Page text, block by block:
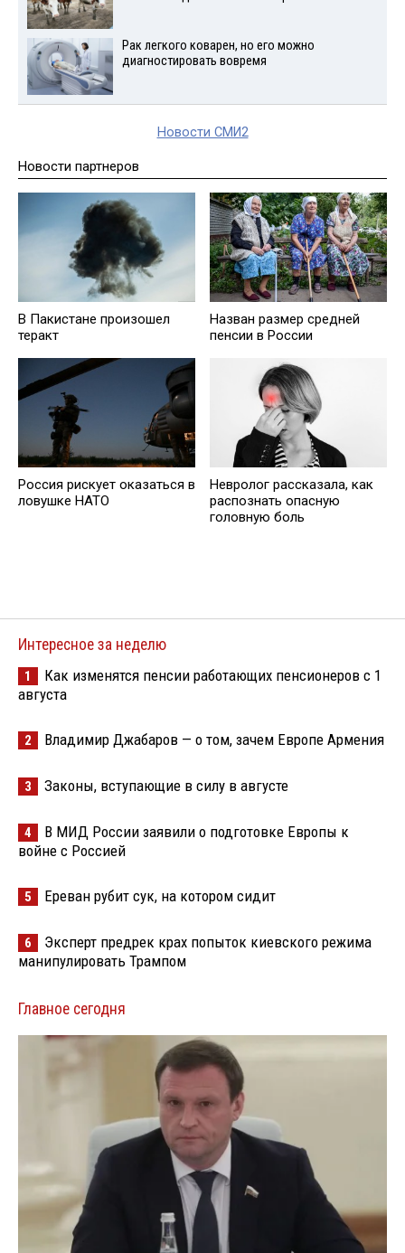
Рак легкого коварен, но его можно
диагностировать вовремя
Новости СМИ2
Новости партнеров
В Пакистане произошел
теракт
Назван размер средней
пенсии в России
Россия рискует оказаться в
ловушке НАТО
Невролог рассказала, как
распознать опасную
головную боль
Интересное за неделю
1
Как изменятся пенсии работающих пенсионеров с 1
августа
2 Владимир Джабаров — о том, зачем Европе Армения
3 Законы, вступающие в силу в августе
4
В МИД России заявили о подготовке Европы к
войне с Россией
5 Ереван рубит сук, на котором сидит
6
Эксперт предрек крах попыток киевского режима
манипулировать Трампом
Главное сегодня